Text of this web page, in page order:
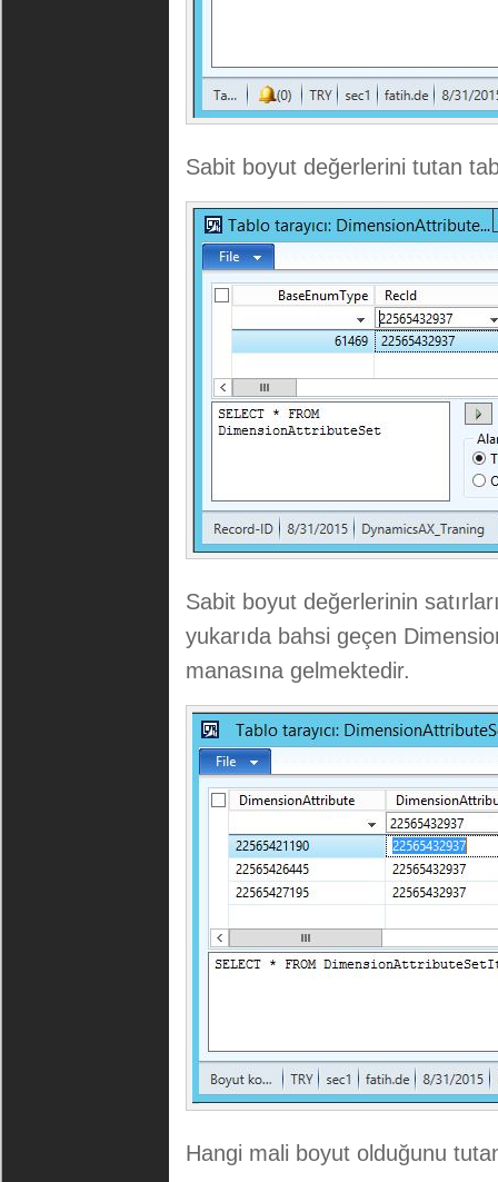
Sabit boyut değerlerini tutan
Sabit boyut değerlerinin
yukarıda bahsi geçen
manasına gelmektedir.
Hangi mali boyut olduğunu